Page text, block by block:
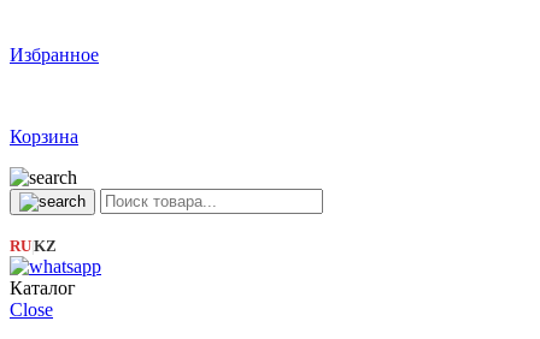
Избранное
Корзина
RU|KZ
Каталог
Close